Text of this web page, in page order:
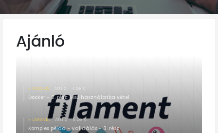
Ajánló
NODE.JS
Docker - 2. rész: Első használatba vétel
LARAVEL Attila 6 perc
Komplex példa - Validálás - 3. rész